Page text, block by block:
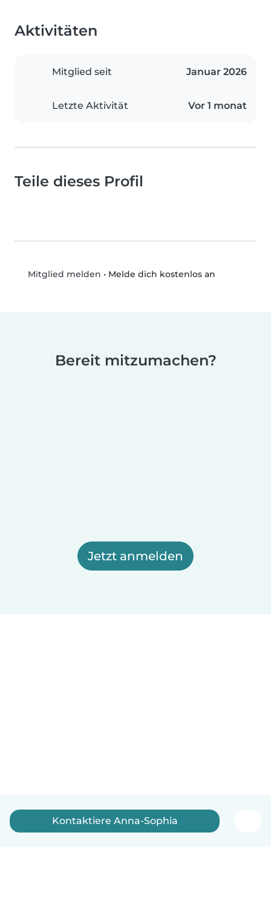
Aktivitäten
Mitglied seit Januar 2026
Letzte Aktivität Vor 1 monat
Teile dieses Profil
Mitglied melden • Melde dich kostenlos an
Bereit mitzumachen?
Jetzt anmelden
Kontaktiere Anna-Sophia